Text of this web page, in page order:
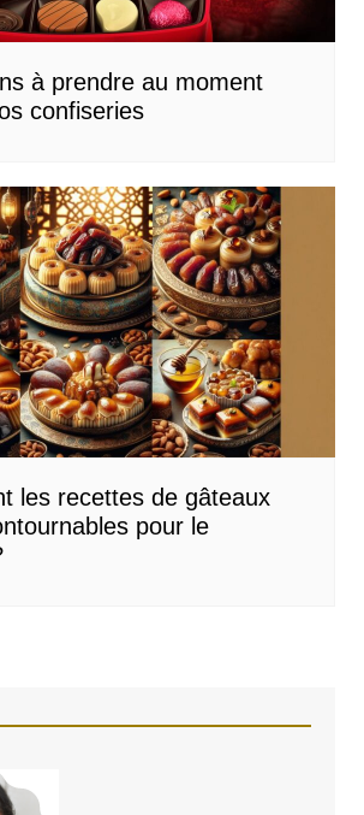
à prendre au moment
confiseries
les recettes de gâteaux
pour le